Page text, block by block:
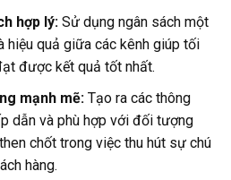
hợp lý: Sử dụng ngân sách một
hiệu quả giữa các kênh giúp tối
được kết quả tốt nhất.
mạnh mẽ: Tạo ra các thông
dẫn và phù hợp với đối tượng
chốt trong việc thu hút sự chú
hàng.